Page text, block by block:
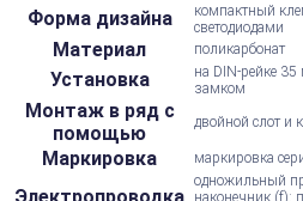
Форма дизайна
компактный
светодиодами
Материал поликарбонат
Установка
на DIN-рейке 35
замком
Монтаж в ряд с
помощью
двойной слот и
Маркировка маркировка
Электропроводка
одножильный
наконечник (f):